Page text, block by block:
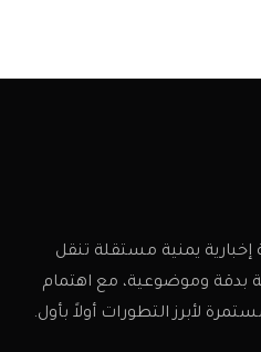
يمنية مستقلة تنقل
بدقة وموضوعية، مع اهتمام
لأبرز التطورات أولاً بأول.